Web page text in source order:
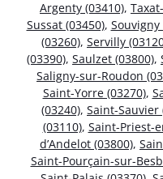
Argenty (03410),
Sussat (03450), Souvigny
(03260), Servilly
(03390), Saulzet (03800),
Saligny-sur-Roudon
Saint-Yorre (03270),
(03240), Saint-Sauvier
(03110), Saint-Priest-
d’Andelot (03800),
Saint-Pourçain-sur-